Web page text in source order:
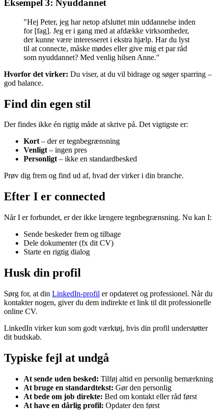
Eksempel 3: Nyuddannet
"Hej Peter, jeg har netop afsluttet min uddannelse inden
for [fag]. Jeg er i gang med at afdække virksomheder,
der kunne være interesseret i ekstra hjælp. Har du lyst
til at connecte, måske mødes eller give mig et par råd
som nyuddannet? Med venlig hilsen Anne."
Hvorfor det virker: Du viser, at du vil bidrage og søger sparring –
god balance.
Find din egen stil
Der findes ikke én rigtig måde at skrive på. Det vigtigste er:
Kort– der er tegnbegrænsning
Venligt– ingen pres
Personligt– ikke en standardbesked
Prøv dig frem og find ud af, hvad der virker i din branche.
Efter I er connected
Når I er forbundet, er der ikke længere tegnbegrænsning. Nu kan I:
Sende beskeder frem og tilbage
Dele dokumenter (fx dit CV)
Starte en rigtig dialog
Husk din profil
Sørg for, at din LinkedIn-profil er opdateret og professionel. Når du
kontakter nogen, giver du dem indirekte et link til dit professionelle
online CV.
LinkedIn virker kun som godt værktøj, hvis din profil understøtter
dit budskab.
Typiske fejl at undgå
At sende uden besked: Tilføj altid en personlig bemærkning
At bruge en standardtekst: Gør den personlig
At bede om job direkte: Bed om kontakt eller råd først
At have en dårlig profil: Opdater den først